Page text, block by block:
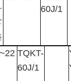
60J/1
TQKT-
60J/1